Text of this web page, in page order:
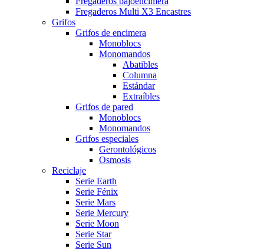
Fregaderos Multi X3 Encastres
Grifos
Grifos de encimera
Monoblocs
Monomandos
Abatibles
Columna
Estándar
Extraíbles
Grifos de pared
Monoblocs
Monomandos
Grifos especiales
Gerontológicos
Osmosis
Reciclaje
Serie Earth
Serie Fénix
Serie Mars
Serie Mercury
Serie Moon
Serie Star
Serie Sun